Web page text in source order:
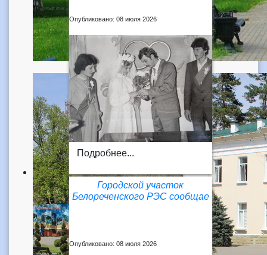
Опубликовано: 08 июля 2026
Подробнее...
Городской участок
Белореченского РЭС сообщае
Опубликовано: 08 июля 2026